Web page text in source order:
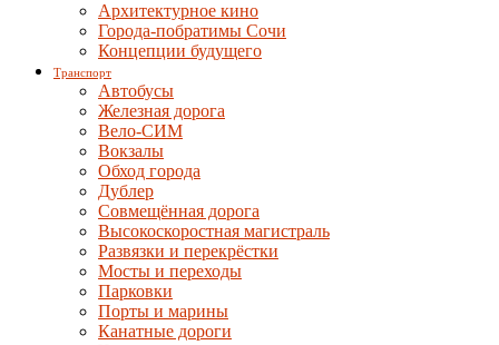
Архитектурное кино
Города-побратимы Сочи
Концепции будущего
Транспорт
Автобусы
Железная дорога
Вело-СИМ
Вокзалы
Обход города
Дублер
Совмещённая дорога
Высокоскоростная магистраль
Развязки и перекрёстки
Мосты и переходы
Парковки
Порты и марины
Канатные дороги